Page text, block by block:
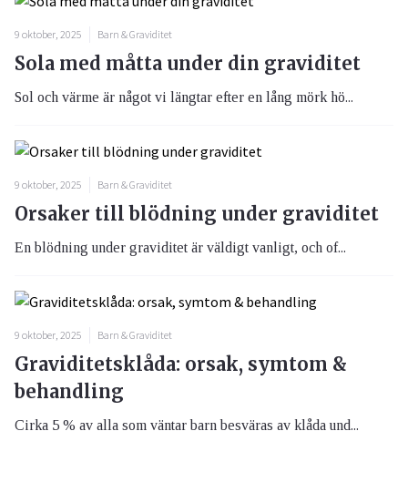
9 oktober, 2025 Barn & Graviditet
Sola med måtta under din graviditet
Sol och värme är något vi längtar efter en lång mörk hö...
9 oktober, 2025 Barn & Graviditet
Orsaker till blödning under graviditet
En blödning under graviditet är väldigt vanligt, och of...
9 oktober, 2025 Barn & Graviditet
Graviditetsklåda: orsak, symtom &
behandling
Cirka 5 % av alla som väntar barn besväras av klåda und...